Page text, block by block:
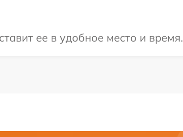
ее в удобное место и время.